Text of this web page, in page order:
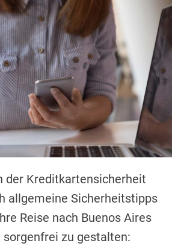
der Kreditkartensicherheit
allgemeine Sicherheitstipps
Reise nach Buenos Aires
sorgenfrei zu gestalten: